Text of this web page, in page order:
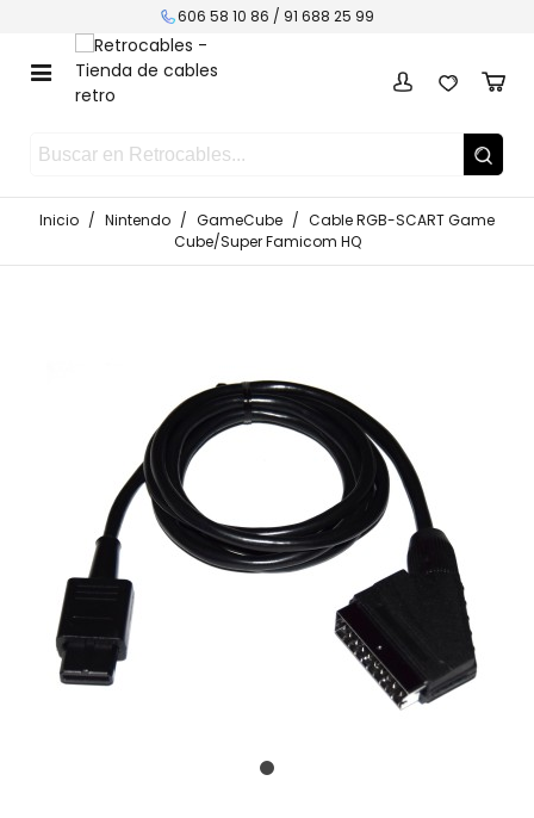
606 58 10 86 / 91 688 25 99
Inicio / Nintendo / GameCube / Cable RGB-SCART Game
Cube/Super Famicom HQ